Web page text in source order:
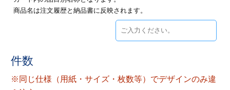
印刷
ァイル印刷
商品名は注文履歴と納品書に反映されます。
件数
※同じ仕様（用紙・サイズ・枚数等）でデザインのみ違